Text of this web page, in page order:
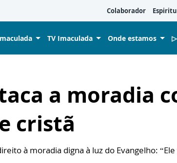
Colaborador
TV Imaculada Onde estamos
a moradia
cristã
à moradia digna à luz do Evangelho: